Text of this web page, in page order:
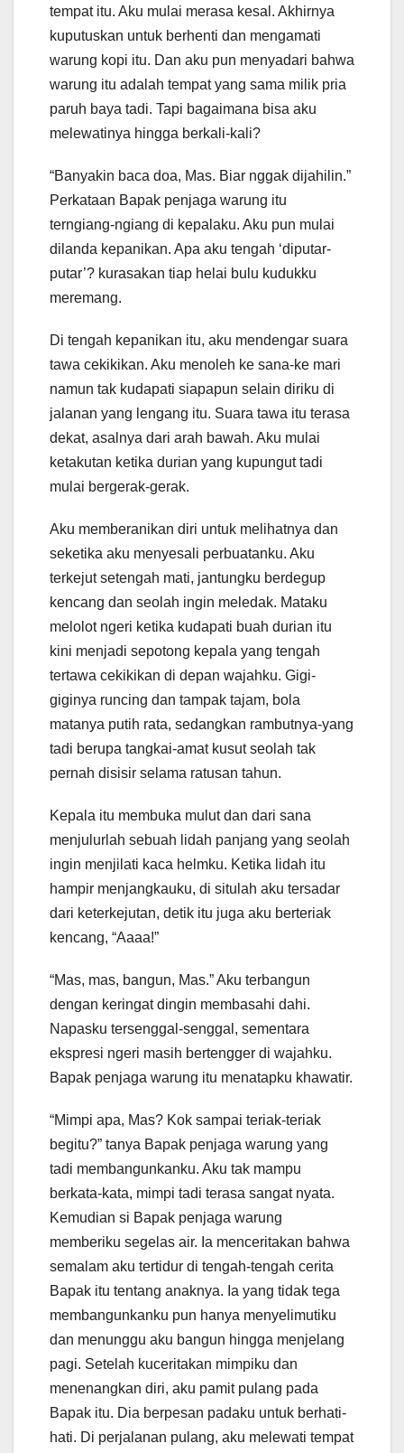
tempat itu. Aku mulai merasa kesal. Akhirnya
kuputuskan untuk berhenti dan mengamati
warung kopi itu. Dan aku pun menyadari bahwa
warung itu adalah tempat yang sama milik pria
paruh baya tadi. Tapi bagaimana bisa aku
melewatinya hingga berkali-kali?
“Banyakin baca doa, Mas. Biar nggak dijahilin.”
Perkataan Bapak penjaga warung itu
terngiang-ngiang di kepalaku. Aku pun mulai
dilanda kepanikan. Apa aku tengah ‘diputar-
putar’? kurasakan tiap helai bulu kudukku
meremang.
Di tengah kepanikan itu, aku mendengar suara
tawa cekikikan. Aku menoleh ke sana-ke mari
namun tak kudapati siapapun selain diriku di
jalanan yang lengang itu. Suara tawa itu terasa
dekat, asalnya dari arah bawah. Aku mulai
ketakutan ketika durian yang kupungut tadi
mulai bergerak-gerak.
Aku memberanikan diri untuk melihatnya dan
seketika aku menyesali perbuatanku. Aku
terkejut setengah mati, jantungku berdegup
kencang dan seolah ingin meledak. Mataku
melolot ngeri ketika kudapati buah durian itu
kini menjadi sepotong kepala yang tengah
tertawa cekikikan di depan wajahku. Gigi-
giginya runcing dan tampak tajam, bola
matanya putih rata, sedangkan rambutnya-yang
tadi berupa tangkai-amat kusut seolah tak
pernah disisir selama ratusan tahun.
Kepala itu membuka mulut dan dari sana
menjulurlah sebuah lidah panjang yang seolah
ingin menjilati kaca helmku. Ketika lidah itu
hampir menjangkauku, di situlah aku tersadar
dari keterkejutan, detik itu juga aku berteriak
kencang, “Aaaa!”
“Mas, mas, bangun, Mas.” Aku terbangun
dengan keringat dingin membasahi dahi.
Napasku tersenggal-senggal, sementara
ekspresi ngeri masih bertengger di wajahku.
Bapak penjaga warung itu menatapku khawatir.
“Mimpi apa, Mas? Kok sampai teriak-teriak
begitu?” tanya Bapak penjaga warung yang
tadi membangunkanku. Aku tak mampu
berkata-kata, mimpi tadi terasa sangat nyata.
Kemudian si Bapak penjaga warung
memberiku segelas air. Ia menceritakan bahwa
semalam aku tertidur di tengah-tengah cerita
Bapak itu tentang anaknya. Ia yang tidak tega
membangunkanku pun hanya menyelimutiku
dan menunggu aku bangun hingga menjelang
pagi. Setelah kuceritakan mimpiku dan
menenangkan diri, aku pamit pulang pada
Bapak itu. Dia berpesan padaku untuk berhati-
hati. Di perjalanan pulang, aku melewati tempat